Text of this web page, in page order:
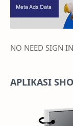
NO NEED SIGN
APLIKASI